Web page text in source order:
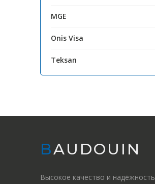
MGE
Onis Visa
Teksan
BAUDOUIN
Высокое качество и надёжность